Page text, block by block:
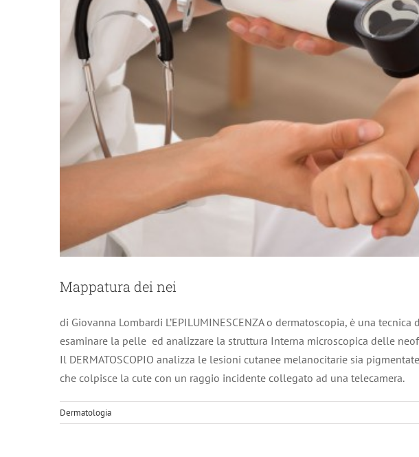
Mappatura dei nei
di Giovanna Lombardi L’EPILUMINESCENZA o dermatoscopia, è una
esaminare la pelle ed analizzare la struttura Interna microscopica delle
Il DERMATOSCOPIO analizza le lesioni cutanee melanocitarie sia
che colpisce la cute con un raggio incidente collegato ad una telecamera.
Dermatologia